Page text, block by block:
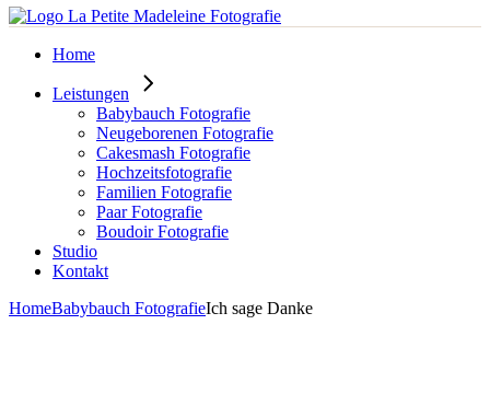
Home
Leistungen
Babybauch Fotografie
Neugeborenen Fotografie
Cakesmash Fotografie
Hochzeitsfotografie
Familien Fotografie
Paar Fotografie
Boudoir Fotografie
Studio
Kontakt
HomeBabybauch FotografieIch sage Danke